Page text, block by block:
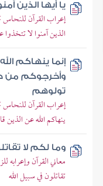
يا أيها الذين
إعراب القرآن للنحاس
الذين آمنوا لا
إنما ينهاكم
وأخرجوكم من
تولوهم
إعراب القرآن للنحاس
ينهاكم الله عن الذين
وما لكم لا
معاني القرآن
تقاتلون في سبيل الله